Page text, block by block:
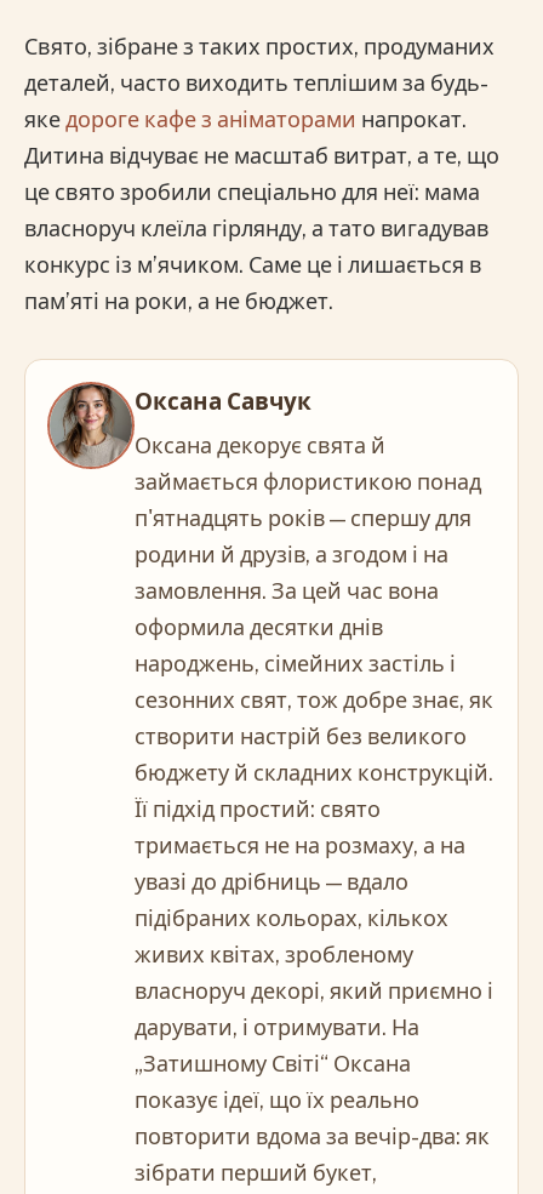
Свято, зібране з таких простих, продуманих
деталей, часто виходить теплішим за будь-
якедороге кафе з аніматорами напрокат.
Дитина відчуває не масштаб витрат, а те, що
це свято зробили спеціально для неї: мама
власноруч клеїла гірлянду, а тато вигадував
конкурс із м’ячиком. Саме це і лишається в
пам’яті на роки, а не бюджет.
Оксана Савчук
Оксана декорує свята й
займається флористикою понад
п'ятнадцять років — спершу для
родини й друзів, а згодом і на
замовлення. За цей час вона
оформила десятки днів
народжень, сімейних застіль і
сезонних свят, тож добре знає, як
створити настрій без великого
бюджету й складних конструкцій.
Її підхід простий: свято
тримається не на розмаху, а на
увазі до дрібниць — вдало
підібраних кольорах, кількох
живих квітах, зробленому
власноруч декорі, який приємно і
дарувати, і отримувати. На
„Затишному Світі“ Оксана
показує ідеї, що їх реально
повторити вдома за вечір-два: як
зібрати перший букет,